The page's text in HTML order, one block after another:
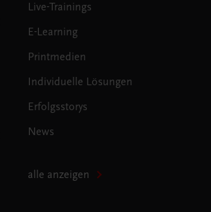
Live-Trainings
E-Learning
Printmedien
Individuelle Lösungen
Erfolgsstorys
News
alle anzeigen